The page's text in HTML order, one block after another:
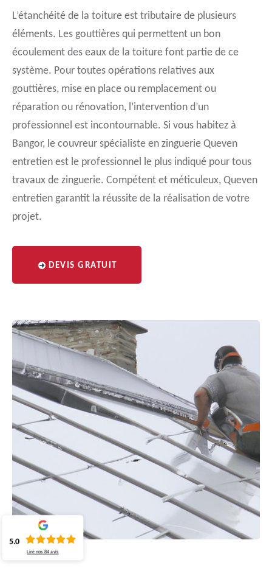
L’étanchéité de la toiture est tributaire de plusieurs
éléments. Les gouttières qui permettent un bon
écoulement des eaux de la toiture font partie de ce
système. Pour toutes opérations relatives aux
gouttières, mise en place ou remplacement ou
réparation ou rénovation, l’intervention d’un
professionnel est incontournable. Si vous habitez à
Bangor, le couvreur spécialiste en zinguerie Queven
entretien est le professionnel le plus indiqué pour tous
travaux de zinguerie. Compétent et méticuleux, Queven
entretien garantit la réussite de la réalisation de votre
projet.
DEVIS GRATUIT
5.0
Lire nos84 avis